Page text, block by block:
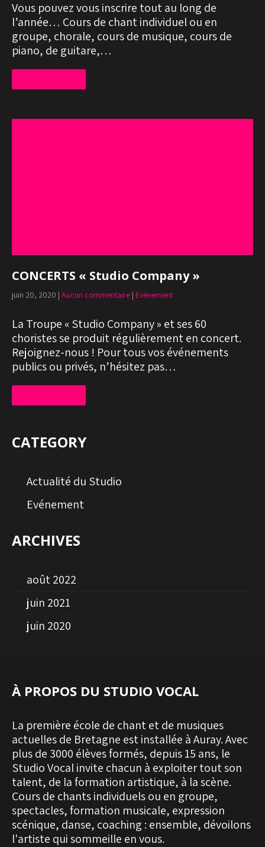
Vous pouvez vous inscrire tout au long de
l’année… Cours de chant individuel ou en
groupe, chorale, cours de musique, cours de
piano, de guitare,…
CONCERTS « Studio Company »
juin 20, 2020 | Aucun commentaire | Evénement
La Troupe « Studio Company » et ses 60
choristes se produit régulièrement en concert.
Rejoignez-nous ! Pour tous vos événements
publics ou privés, n’hésitez pas…
CATEGORY
Actualité du Studio
Evénement
ARCHIVES
août 2022
juin 2021
juin 2020
À PROPOS DU STUDIO VOCAL
La première école de chant et de musiques
actuelles de Bretagne est installée à Auray. Avec
plus de 3000 élèves formés, depuis 15 ans, le
Studio Vocal invite chacun à exploiter tout son
talent, de la formation artistique, à la scène.
Cours de chants individuels ou en groupe,
spectacles, formation musicale, expression
scénique, danse, coaching : ensemble, dévoilons
l'artiste qui sommeille en vous.